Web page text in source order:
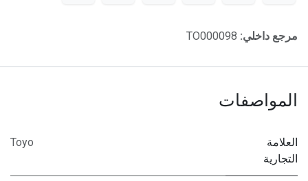
مرجع داخلي: TO000098
المواصفات
العلامة
التجارية
Toyo